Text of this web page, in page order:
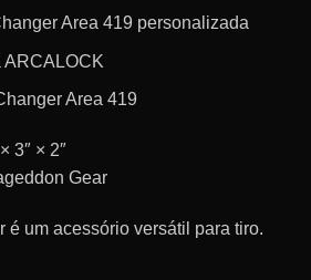
Area 419 personalizada
ARCALOCK
Area 419
3″ × 2″
Gear
é um acessório versátil para tiro.